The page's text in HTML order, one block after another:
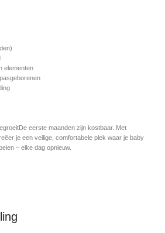
elementen
eerste maanden zijn kostbaar. Met
je een veilige, comfortabele plek waar je baby
– elke dag opnieuw.